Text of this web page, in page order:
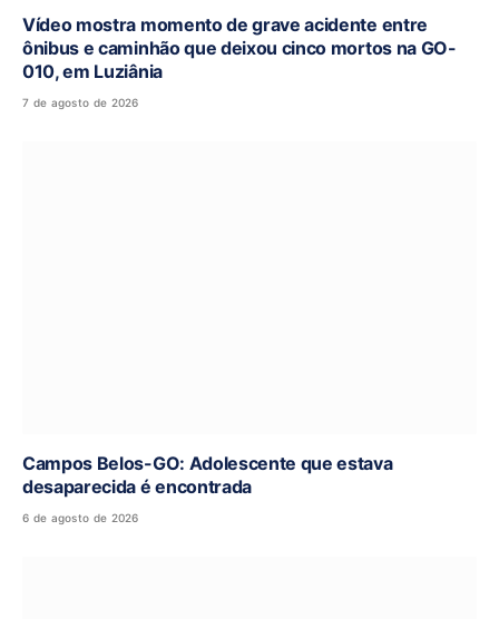
Vídeo mostra momento de grave acidente entre
ônibus e caminhão que deixou cinco mortos na GO-
010, em Luziânia
7 de agosto de 2026
Campos Belos-GO: Adolescente que estava
desaparecida é encontrada
6 de agosto de 2026